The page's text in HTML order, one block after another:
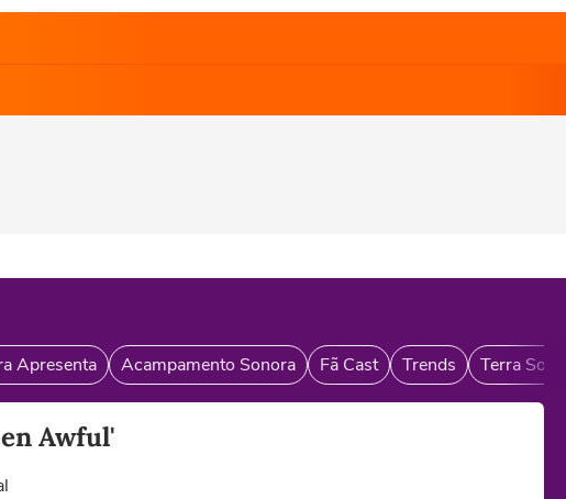
Apresenta Acampamento Sonora Fã Cast Trends Terra
Awful'